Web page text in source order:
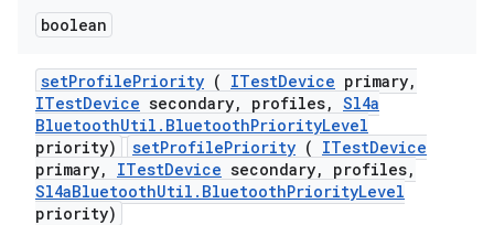
boolean
setProfilePriority ( ITestDevice primary,
ITestDevice secondary, profiles, Sl4a
BluetoothUtil . BluetoothPriorityLevel
priority)
setProfilePriority ( ITestDevice
primary, ITestDevice secondary, profiles,
Sl4aBluetoothUtil.BluetoothPriorityLevel
priority)